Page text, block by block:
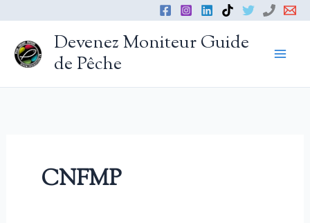
contenu
Devenez Moniteur Guide
de Pêche
CNFMP